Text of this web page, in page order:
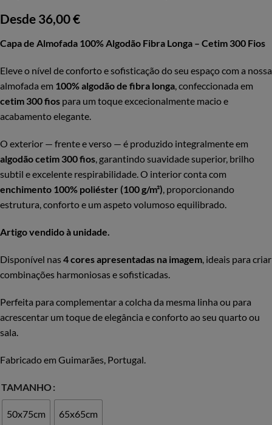
Desde 36,00€
Capa de Almofada 100% Algodão Fibra Longa – Cetim 300 Fios
Eleve o nível de conforto e sofisticação do seu espaço com a nossa
almofada em 100% algodão de fibra longa, confeccionada em
cetim 300 fios para um toque excecionalmente macio e
acabamento elegante.
O exterior — frente e verso — é produzido integralmente em
algodão cetim 300 fios, garantindo suavidade superior, brilho
subtil e excelente respirabilidade. O interior conta com
enchimento 100% poliéster (100 g/m²), proporcionando
estrutura, conforto e um aspeto volumoso equilibrado.
Artigo vendido à unidade.
Disponível nas4 cores apresentadas na imagem, ideais para criar
combinações harmoniosas e sofisticadas.
Perfeita para complementar a colcha da mesma linha ou para
acrescentar um toque de elegância e conforto ao seu quarto ou
sala.
Fabricado em Guimarães, Portugal.
TAMANHO
50x75cm 65x65cm